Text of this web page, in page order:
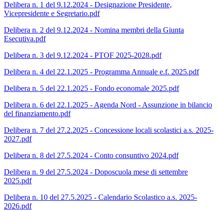
Delibera n. 1 del 9.12.2024 - Designazione Presidente,
Vicepresidente e Segretario.pdf
Delibera n. 2 del 9.12.2024 - Nomina membri della Giunta
Esecutiva.pdf
Delibera n. 3 del 9.12.2024 - PTOF 2025-2028.pdf
Delibera n. 4 del 22.1.2025 - Programma Annuale e.f. 2025.pdf
Delibera n. 5 del 22.1.2025 - Fondo economale 2025.pdf
Delibera n. 6 del 22.1.2025 - Agenda Nord - Assunzione in bilancio
del finanziamento.pdf
Delibera n. 7 del 27.2.2025 - Concessione locali scolastici a.s. 2025-
2027.pdf
Delibera n. 8 del 27.5.2024 - Conto consuntivo 2024.pdf
Delibera n. 9 del 27.5.2024 - Doposcuola mese di settembre
2025.pdf
Delibera n. 10 del 27.5.2025 - Calendario Scolastico a.s. 2025-
2026.pdf